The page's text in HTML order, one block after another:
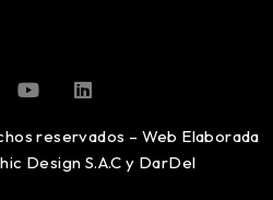
reservados – Web Elaborada
Design S.A.C y DarDel